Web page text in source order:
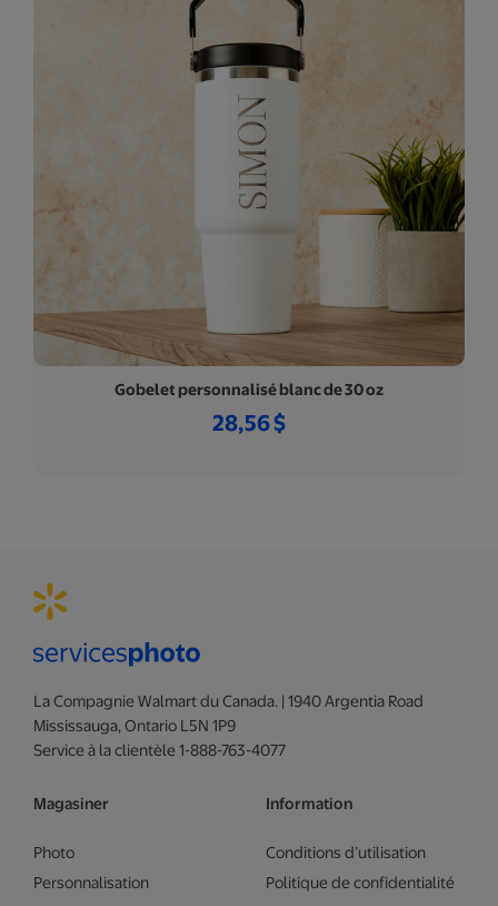
Gobelet personnalisé blanc de 30 oz
28,56 $
La Compagnie Walmart du Canada. | 1940 Argentia Road
Mississauga, Ontario L5N 1P9
Service à la clientèle 1-888-763-4077
Magasiner
Photo
Personnalisation
Information
Conditions d’utilisation
Politique de confidentialité